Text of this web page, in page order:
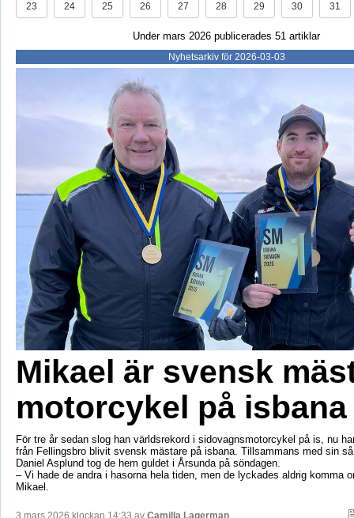
23 24 25 26 27 28 29 30 31
Under mars 2026 publicerades 51 artiklar
Nyhetsarkiv för 2026-03-03
Mikael är svensk
motorcykel på isbana
För tre år sedan slog han världsrekord i sidovagnsmotorcykel på is, nu
från Fellingsbro blivit svensk mästare på isbana. Tillsammans med sin
Daniel Asplund tog de hem guldet i Årsunda på söndagen.
– Vi hade de andra i hasorna hela tiden, men de lyckades aldrig komma
Mikael.
3 mars 2026 klockan 14:33 av Camilla Lagerman